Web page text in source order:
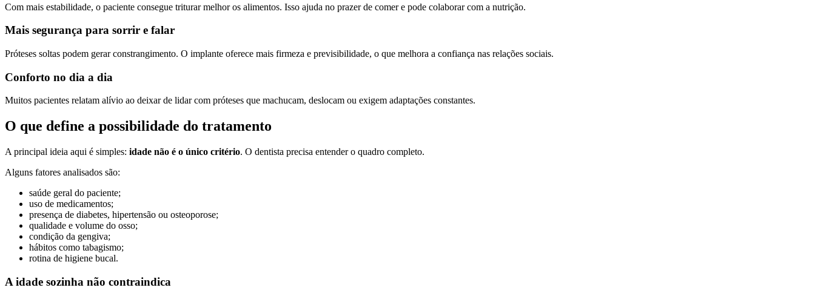
Com mais estabilidade, o paciente consegue triturar melhor os alimentos. Isso ajuda no prazer de comer e pode colaborar com a nutrição.
Mais segurança para sorrir e falar
Próteses soltas podem gerar constrangimento. O implante oferece mais firmeza e previsibilidade, o que melhora a confiança nas relações sociais.
Conforto no dia a dia
Muitos pacientes relatam alívio ao deixar de lidar com próteses que machucam, deslocam ou exigem adaptações constantes.
O que define a possibilidade do tratamento
A principal ideia aqui é simples: idade não é o único critério. O dentista precisa entender o quadro completo.
Alguns fatores analisados são:
saúde geral do paciente;
uso de medicamentos;
presença de diabetes, hipertensão ou osteoporose;
qualidade e volume do osso;
condição da gengiva;
hábitos como tabagismo;
rotina de higiene bucal.
A idade sozinha não contraindica